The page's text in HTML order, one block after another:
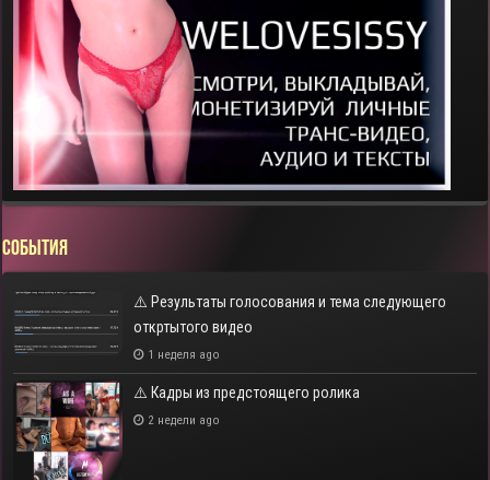
СОБЫТИЯ
⚠️ Результаты голосования и тема следующего
откртытого видео
1 неделя ago
⚠️ Кадры из предстоящего ролика
2 недели ago